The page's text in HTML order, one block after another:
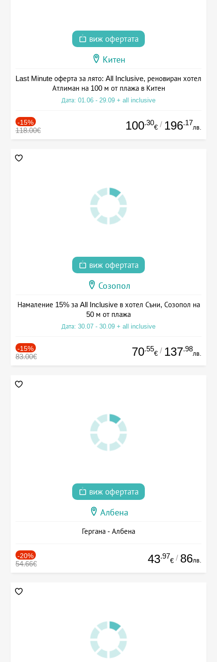
виж офертата
Китен
Last Minute оферта за лято: All Inclusive, реновиран хотел
Атлиман на 100 м от плажа в Китен
Дата: 01.06 - 29.09 + all inclusive
-15%
118.00€ 100.30
€ / 196.17
лв.
виж офертата
Созопол
Намаление 15% за All Inclusive в хотел Съни, Созопол на
50 м от плажа
Дата: 30.07 - 30.09 + all inclusive
-15%
83.00€ 70.55
€ / 137.98
лв.
виж офертата
Албена
Гергана - Албена
-20%
54.66€ 43.97
€ / 86лв.